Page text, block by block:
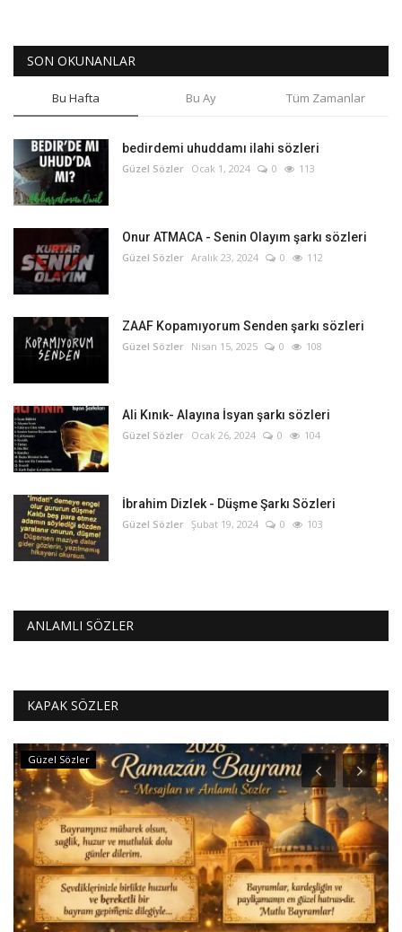
SON OKUNANLAR
Bu Hafta Bu Ay Tüm Zamanlar
bedirdemi uhuddamı ilahi sözleri
Güzel Sözler Ocak 1, 2024 0 113
Onur ATMACA - Senin Olayım şarkı sözleri
Güzel Sözler Aralık 23, 2024 0 112
ZAAF Kopamıyorum Senden şarkı sözleri
Güzel Sözler Nisan 15, 2025 0 108
Ali Kınık- Alayına İsyan şarkı sözleri
Güzel Sözler Ocak 26, 2024 0 104
İbrahim Dizlek - Düşme Şarkı Sözleri
Güzel Sözler Şubat 19, 2024 0 103
ANLAMLI SÖZLER
KAPAK SÖZLER
Güzel Sözler